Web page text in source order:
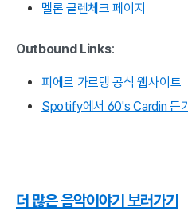
멜론 글렌체크 페이지
Outbound Links:
피에르 가르뎅 공식 웹사이트
Spotify에서 60's Cardin 듣기
더 많은 음악이야기 보러가기